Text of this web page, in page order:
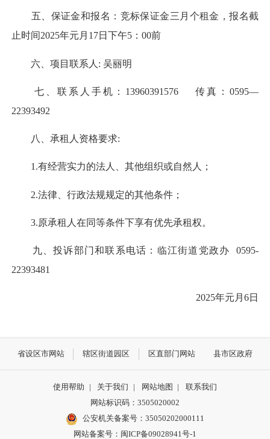
五、保证金和报名：竞标保证金三月个租金，报名截
止时间2025年元月17日下午5：00前
六、项目联系人: 吴丽明
七、联系人手机：13960391576 传真：0595—
22393492
八、承租人资格要求:
1.有经营实力的法人、其他组织或自然人；
2.法律、行政法规规定的其他条件；
3.原承租人在同等条件下享有优先承租权。
九、投诉部门和联系电话：临江街道党政办 0595-
22393481
2025年元月6日
省设区市网站 辖区街道园区 区直部门网站 县市区政府
使用帮助 | 关于我们 | 网站地图 |
联系我们
网站标识码：3505020002
公安机关备案号：35050202000111
网站备案号：闽ICP备09028941号-1